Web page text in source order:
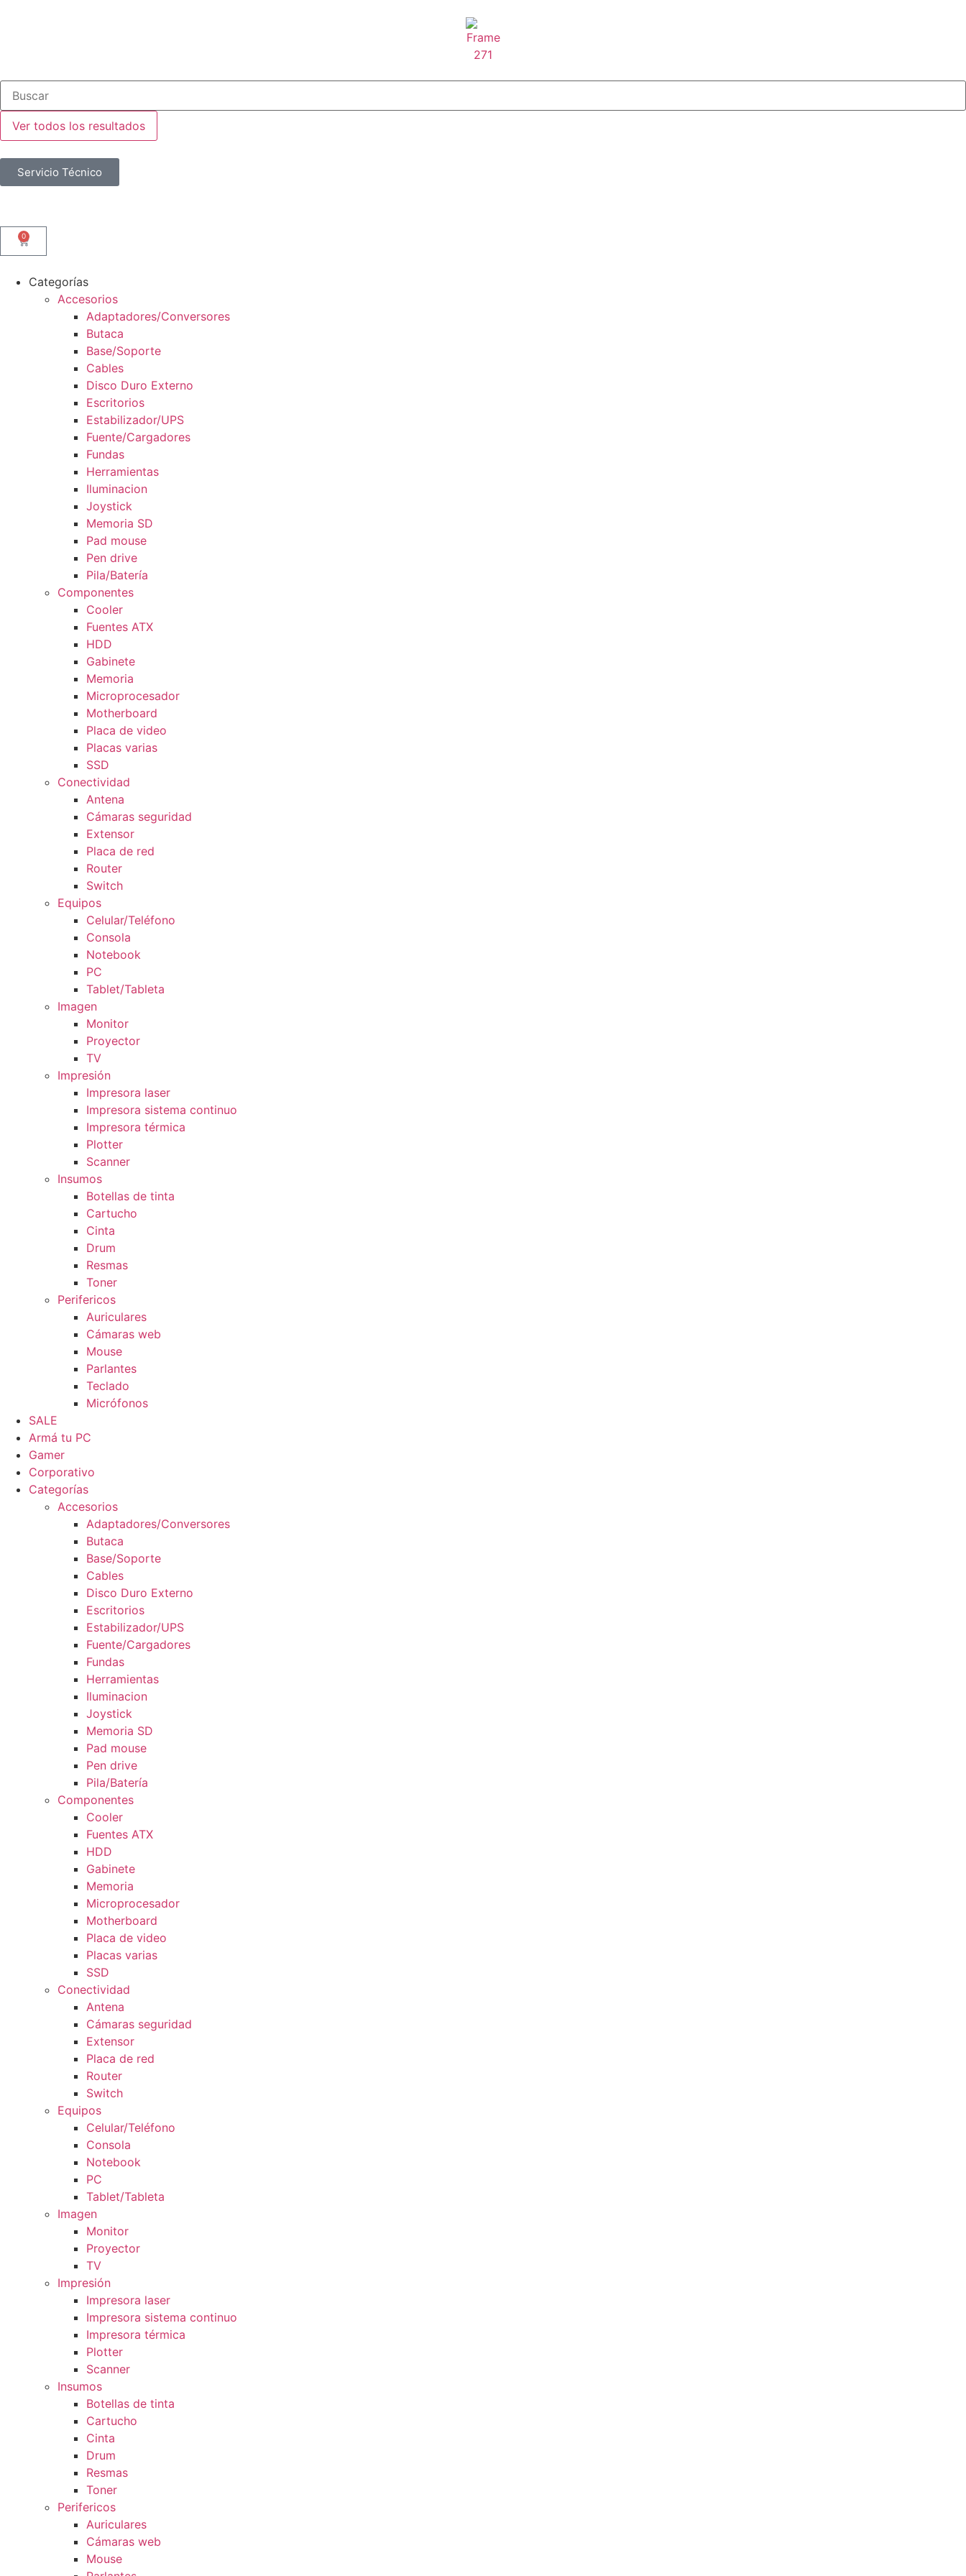
Ver todos los resultados
Servicio Técnico
0
Categorías
Accesorios
Adaptadores/Conversores
Butaca
Base/Soporte
Cables
Disco Duro Externo
Escritorios
Estabilizador/UPS
Fuente/Cargadores
Fundas
Herramientas
Iluminacion
Joystick
Memoria SD
Pad mouse
Pen drive
Pila/Batería
Componentes
Cooler
Fuentes ATX
HDD
Gabinete
Memoria
Microprocesador
Motherboard
Placa de video
Placas varias
SSD
Conectividad
Antena
Cámaras seguridad
Extensor
Placa de red
Router
Switch
Equipos
Celular/Teléfono
Consola
Notebook
PC
Tablet/Tableta
Imagen
Monitor
Proyector
TV
Impresión
Impresora laser
Impresora sistema continuo
Impresora térmica
Plotter
Scanner
Insumos
Botellas de tinta
Cartucho
Cinta
Drum
Resmas
Toner
Perifericos
Auriculares
Cámaras web
Mouse
Parlantes
Teclado
Micrófonos
SALE
Armá tu PC
Gamer
Corporativo
Categorías
Accesorios
Adaptadores/Conversores
Butaca
Base/Soporte
Cables
Disco Duro Externo
Escritorios
Estabilizador/UPS
Fuente/Cargadores
Fundas
Herramientas
Iluminacion
Joystick
Memoria SD
Pad mouse
Pen drive
Pila/Batería
Componentes
Cooler
Fuentes ATX
HDD
Gabinete
Memoria
Microprocesador
Motherboard
Placa de video
Placas varias
SSD
Conectividad
Antena
Cámaras seguridad
Extensor
Placa de red
Router
Switch
Equipos
Celular/Teléfono
Consola
Notebook
PC
Tablet/Tableta
Imagen
Monitor
Proyector
TV
Impresión
Impresora laser
Impresora sistema continuo
Impresora térmica
Plotter
Scanner
Insumos
Botellas de tinta
Cartucho
Cinta
Drum
Resmas
Toner
Perifericos
Auriculares
Cámaras web
Mouse